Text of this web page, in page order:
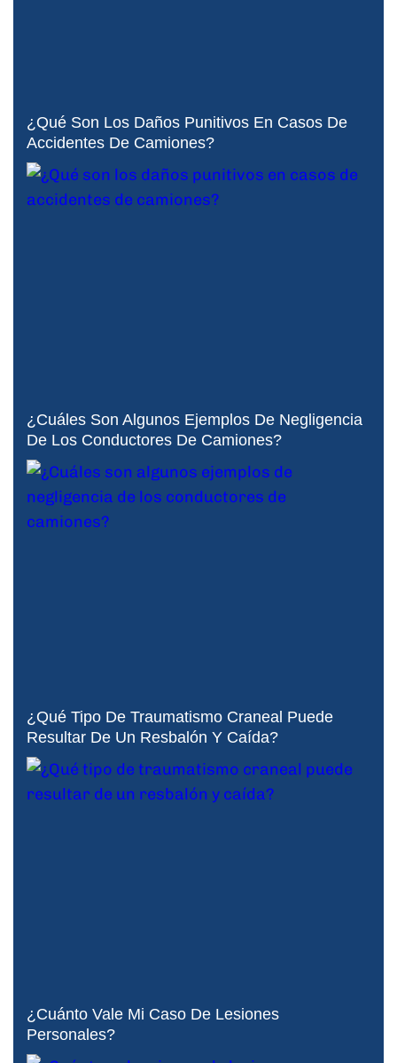
¿Qué Son Los Daños Punitivos En Casos De
Accidentes De Camiones?
¿Cuáles Son Algunos Ejemplos De Negligencia
De Los Conductores De Camiones?
¿Qué Tipo De Traumatismo Craneal Puede
Resultar De Un Resbalón Y Caída?
¿Cuánto Vale Mi Caso De Lesiones
Personales?